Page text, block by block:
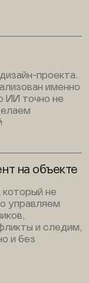
проекта.
именно
ИИ точно не
на объекте
не
управляем
и следим,
и без